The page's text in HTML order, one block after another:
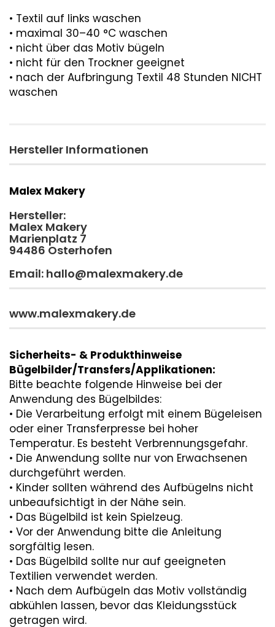
• Textil auf links waschen
• maximal 30–40 °C waschen
• nicht über das Motiv bügeln
• nicht für den Trockner geeignet
• nach der Aufbringung Textil 48 Stunden NICHT
waschen
Hersteller Informationen
Malex Makery
Hersteller:
Malex Makery
Marienplatz 7
94486 Osterhofen
Email: hallo@malexmakery.de
www.malexmakery.de
Sicherheits- & Produkthinweise
Bügelbilder/Transfers/Applikationen:
Bitte beachte folgende Hinweise bei der
Anwendung des Bügelbildes:
• Die Verarbeitung erfolgt mit einem Bügeleisen
oder einer Transferpresse bei hoher
Temperatur. Es besteht Verbrennungsgefahr.
• Die Anwendung sollte nur von Erwachsenen
durchgeführt werden.
• Kinder sollten während des Aufbügelns nicht
unbeaufsichtigt in der Nähe sein.
• Das Bügelbild ist kein Spielzeug.
• Vor der Anwendung bitte die Anleitung
sorgfältig lesen.
• Das Bügelbild sollte nur auf geeigneten
Textilien verwendet werden.
• Nach dem Aufbügeln das Motiv vollständig
abkühlen lassen, bevor das Kleidungsstück
getragen wird.